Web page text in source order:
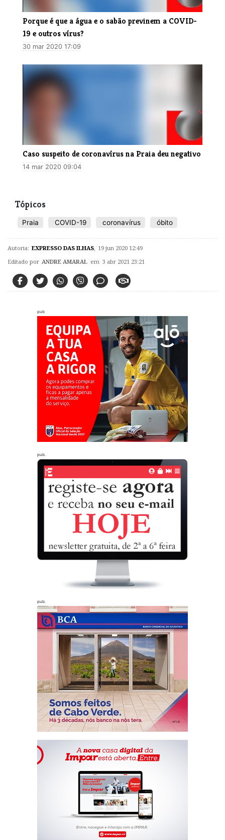
Porque é que a água e o sabão previnem a COVID-
19 e outros vírus?
30 mar 2020 17:09
Caso suspeito de coronavírus na Praia deu negativo
14 mar 2020 09:04
Tópicos
Praia COVID-19 coronavírus óbito
Autoria: EXPRESSO DAS ILHAS 19 jun 2020 12:49
Editado por ANDRE AMARAL em 3 abr 2021 23:21
pub
pub.
pub.